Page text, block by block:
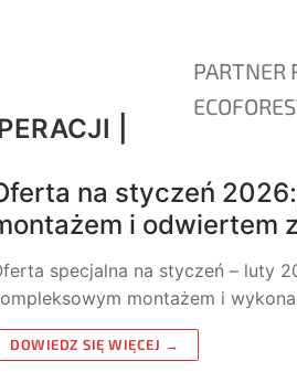
|
PARTNER
na styczeń
i odwiertem
specjalna na styczeń – luty
montażem i
DOWIEDZ SIĘ WIĘCEJ →